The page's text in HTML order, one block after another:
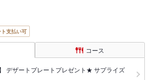
ト支払い可
コース
デザートプレートプレゼント★ サプライズ